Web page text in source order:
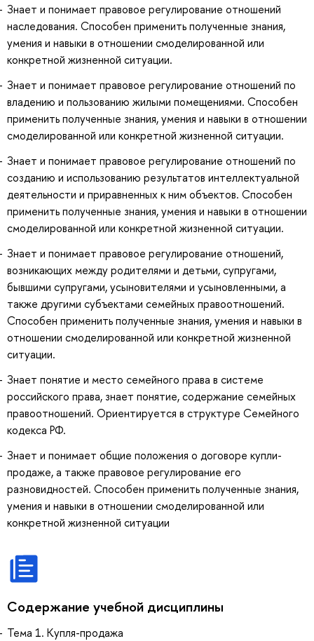
Знает и понимает правовое регулирование отношений
наследования. Способен применить полученные знания,
умения и навыки в отношении смоделированной или
конкретной жизненной ситуации.
Знает и понимает правовое регулирование отношений по
владению и пользованию жилыми помещениями. Способен
применить полученные знания, умения и навыки в отношении
смоделированной или конкретной жизненной ситуации.
Знает и понимает правовое регулирование отношений по
созданию и использованию результатов интеллектуальной
деятельности и приравненных к ним объектов. Способен
применить полученные знания, умения и навыки в отношении
смоделированной или конкретной жизненной ситуации.
Знает и понимает правовое регулирование отношений,
возникающих между родителями и детьми, супругами,
бывшими супругами, усыновителями и усыновленными, а
также другими субъектами семейных правоотношений.
Способен применить полученные знания, умения и навыки в
отношении смоделированной или конкретной жизненной
ситуации.
Знает понятие и место семейного права в системе
российского права, знает понятие, содержание семейных
правоотношений. Ориентируется в структуре Семейного
кодекса РФ.
Знает и понимает общие положения о договоре купли-
продаже, а также правовое регулирование его
разновидностей. Способен применить полученные знания,
умения и навыки в отношении смоделированной или
конкретной жизненной ситуации
Содержание учебной дисциплины
Тема 1. Купля-продажа